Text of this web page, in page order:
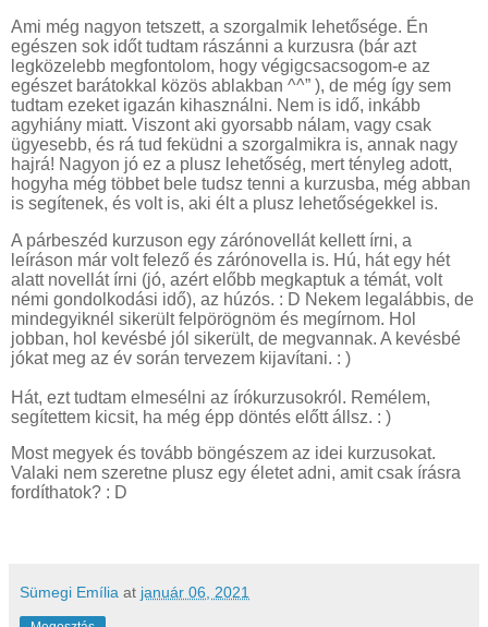
Ami még nagyon tetszett, a szorgalmik lehetősége. Én
egészen sok időt tudtam rászánni a kurzusra (bár azt
legközelebb megfontolom, hogy végigcsacsogom-e az
egészet barátokkal közös ablakban ^^” ), de még így sem
tudtam ezeket igazán kihasználni. Nem is idő, inkább
agyhiány miatt. Viszont aki gyorsabb nálam, vagy csak
ügyesebb, és rá tud feküdni a szorgalmikra is, annak nagy
hajrá! Nagyon jó ez a plusz lehetőség, mert tényleg adott,
hogyha még többet bele tudsz tenni a kurzusba, még abban
is segítenek, és volt is, aki élt a plusz lehetőségekkel is.
A párbeszéd kurzuson egy zárónovellát kellett írni, a
leíráson már volt felező és zárónovella is. Hú, hát egy hét
alatt novellát írni (jó, azért előbb megkaptuk a témát, volt
némi gondolkodási idő), az húzós. : D Nekem legalábbis, de
mindegyiknél sikerült felpörögnöm és megírnom. Hol
jobban, hol kevésbé jól sikerült, de megvannak. A kevésbé
jókat meg az év során tervezem kijavítani. : )
Hát, ezt tudtam elmesélni az írókurzusokról. Remélem,
segítettem kicsit, ha még épp döntés előtt állsz. : )
Most megyek és tovább böngészem az idei kurzusokat.
Valaki nem szeretne plusz egy életet adni, amit csak írásra
fordíthatok? : D
Sümegi Emília at január 06, 2021